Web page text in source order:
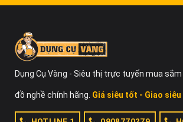
Dụng Cụ Vàng - Siêu thị trực tuyến mua
đồ nghề chính hãng. Giá siêu tốt - Giao